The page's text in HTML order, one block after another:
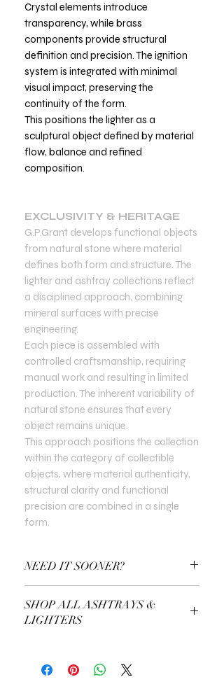
Crystal elements introduce
transparency, while brass
components provide structural
definition and precision. The ignition
system is integrated with minimal
visual impact, preserving the
continuity of the form.
This positions the lighter as a
sculptural object defined by material
flow, balance and refined
composition.
EXCLUSIVITY & HERITAGE
G.P.Grant develops functional objects
from natural stone where material
defines both form and structure. The
lighter and ashtray collections reflect
a disciplined approach, combining
mineral surfaces with precise
engineering.
Each piece is assembled with
controlled craftsmanship, requiring
manual work and resulting in limited
production. The inherent variability of
natural stone ensures that every
object remains unique.
This approach positions the collection
within the category of collectible
objects, where material authenticity,
structural clarity and functional
precision are combined in a single
form.
NEED IT SOONER?
SHOP ALL ASHTRAYS &
LIGHTERS